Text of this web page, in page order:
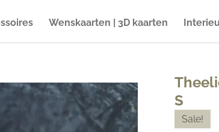
Wenskaarten | 3D kaarten
S
Sale!